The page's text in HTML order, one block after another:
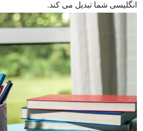
انگلیسی شما تبدیل می کند.